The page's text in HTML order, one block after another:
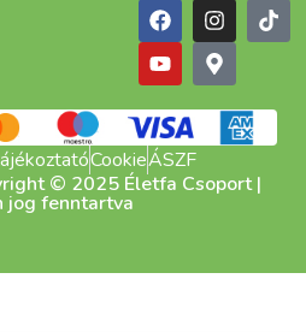
CookieÁSZF
© 2025 Életfa Csoport |
jog fenntartva